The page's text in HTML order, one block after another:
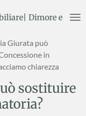
Dimore e
Giurata può
in
chiarezza
sostituire